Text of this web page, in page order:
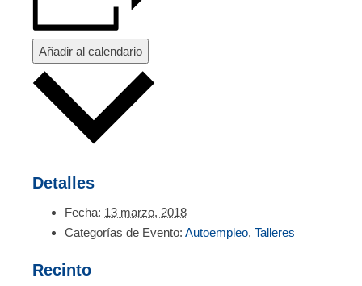
Añadir al calendario
Detalles
Fecha: 13 marzo, 2018
Categorías de Evento: Autoempleo, Talleres
Recinto